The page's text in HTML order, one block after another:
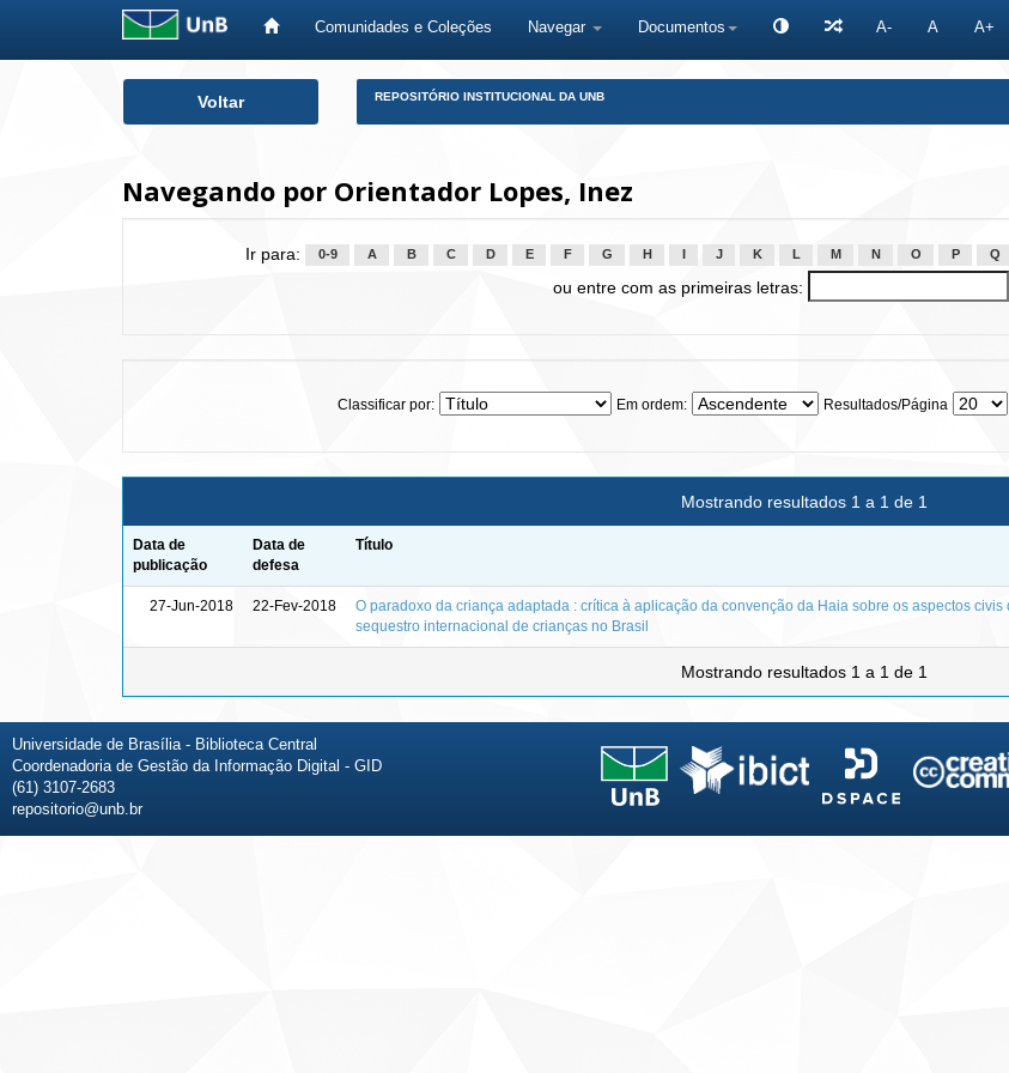
Comunidades e Coleções Navegar Documentos A- A A+
Voltar REPOSITÓRIO INSTITUCIONAL DA UNB
Navegando por Orientador Lopes, Inez
Ir para: 0-9 A B C D E F G H J K L M N O P Q
ou entre com as primeiras letras:
Classificar por: Em ordem: Resultados/Página
Mostrando resultados 1 a 1 de 1
Data de
publicação
Data de
defesa
Título
27-Jun-2018 22-Fev-2018
O paradoxo da criança adaptada : crítica à aplicação da convenção da Haia sobre os aspectos civis
sequestro internacional de crianças no Brasil
Mostrando resultados 1 a 1 de 1
Universidade de Brasília - Biblioteca Central
Coordenadoria de Gestão da Informação Digital - GID
(61) 3107-2683
repositorio@unb.br